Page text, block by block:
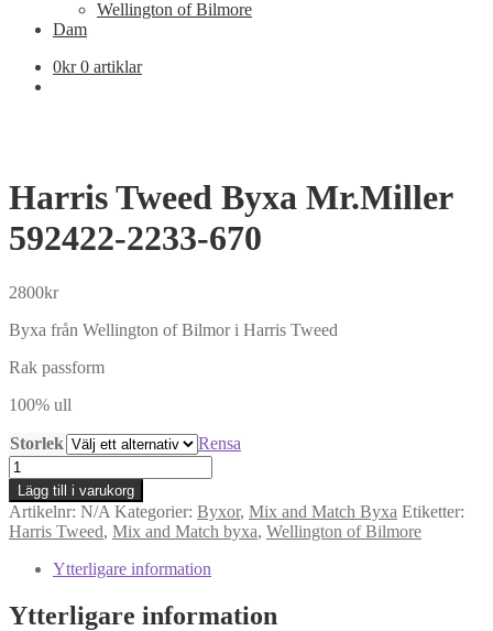
Wellington of Bilmore
Dam
0kr 0 artiklar
Harris Tweed Byxa Mr.Miller
592422-2233-670
2800kr
Byxa från Wellington of Bilmor i Harris Tweed
Rak passform
100% ull
Storlek
Rensa
Harris
Tweed
Byxa
Mr.Miller
592422-
2233-
mängd
Lägg till i varukorg
Artikelnr: N/A Kategorier: Byxor, Mix and Match Byxa Etiketter:
Harris Tweed, Mix and Match byxa, Wellington of Bilmore
Ytterligare information
Ytterligare information